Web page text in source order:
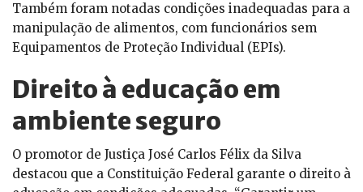
Também foram notadas condições inadequadas para a
manipulação de alimentos, com funcionários sem
Equipamentos de Proteção Individual (EPIs).
Direito à educação em
ambiente seguro
O promotor de Justiça José Carlos Félix da Silva
destacou que a Constituição Federal garante o direito à